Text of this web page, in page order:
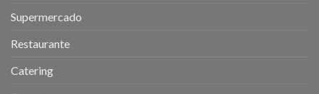
Supermercado
Restaurante
Catering